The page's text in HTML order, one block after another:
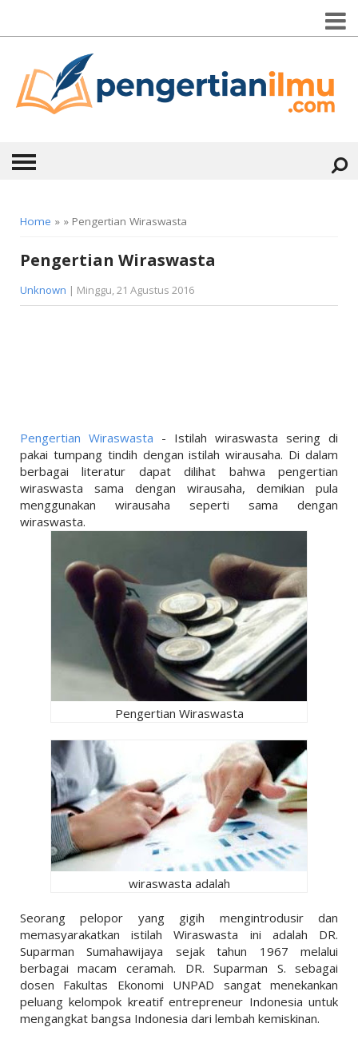
KONTAK
TEKNOLOGI
EKONOMI
OLAHRAGA
ISLAM
Home » » Pengertian Wiraswasta
Pengertian Wiraswasta
Unknown | Minggu, 21 Agustus 2016
Pengertian Wiraswasta - Istilah wiraswasta sering di
pakai tumpang tindih dengan istilah wirausaha. Di dalam
berbagai literatur dapat dilihat bahwa pengertian
wiraswasta sama dengan wirausaha, demikian pula
menggunakan wirausaha seperti sama dengan
wiraswasta.
Pengertian Wiraswasta
wiraswasta adalah
Seorang pelopor yang gigih mengintrodusir dan
memasyarakatkan istilah Wiraswasta ini adalah DR.
Suparman Sumahawijaya sejak tahun 1967 melalui
berbagai macam ceramah. DR. Suparman S. sebagai
dosen Fakultas Ekonomi UNPAD sangat menekankan
peluang kelompok kreatif entrepreneur Indonesia untuk
mengangkat bangsa Indonesia dari lembah kemiskinan.